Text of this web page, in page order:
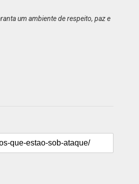
um ambiente de respeito, paz e